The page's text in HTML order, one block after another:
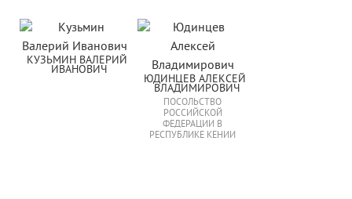
КУЗЬМИН ВАЛЕРИЙ
ИВАНОВИЧ
ЮДИНЦЕВ АЛЕКСЕЙ
ВЛАДИМИРОВИЧ
ПОСОЛЬСТВО
РОССИЙСКОЙ
ФЕДЕРАЦИИ В
РЕСПУБЛИКЕ КЕНИИ